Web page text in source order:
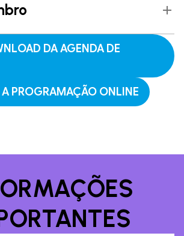
DA AGENDA DE
A PROGRAMAÇÃO ONLINE